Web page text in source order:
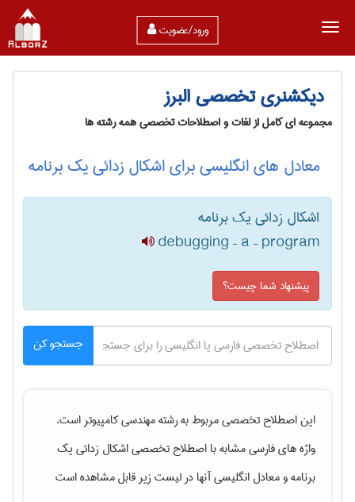
ورود/عضویت
دیکشنری تخصصی البرز
مجموعه ای کامل از لغات و اصطلاحات تخصصی همه رشته ها
معادل های انگلیسی برای اشکال زدائی یک برنامه
اشکال زدائی یک برنامه
debugging – a – program
پیشنهاد شما چیست؟
جستجو کن
این اصطلاح تخصصی مربوط به رشتهمهندسی كامپيوتراست.
واژه های فارسی مشابه با اصطلاح تخصصیاشکال زدائی یک
برنامهو معادل انگلیسی آنها در لیست زیر قابل مشاهده است